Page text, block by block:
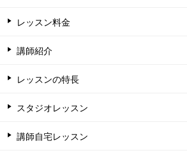
レッスン料金
講師紹介
レッスンの特長
スタジオレッスン
講師自宅レッスン